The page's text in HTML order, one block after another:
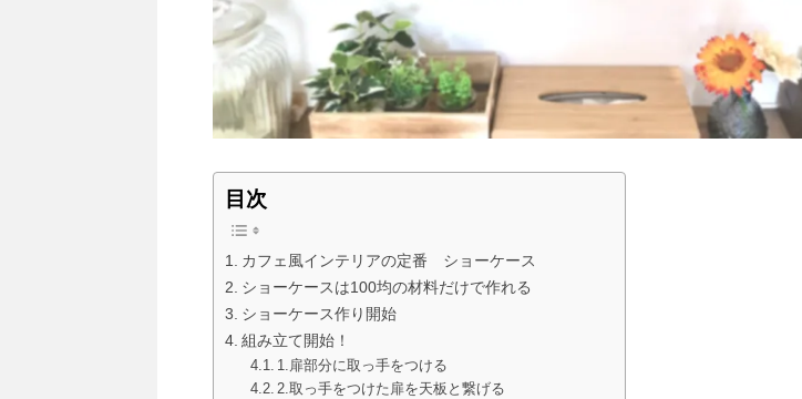
目次
カフェ風インテリアの定番 ショーケース
ショーケースは100均の材料だけで作れる
ショーケース作り開始
組み立て開始！
1.扉部分に取っ手をつける
2.取っ手をつけた扉を天板と繋げる